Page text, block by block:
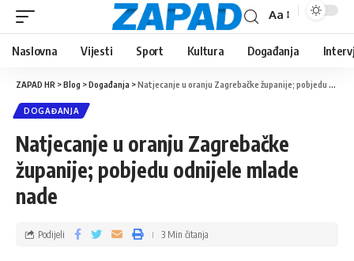
Aa
Naslovna Vijesti Sport Kultura Događanja
ZAPAD HR >Blog >Događanja >Natjecanje u oranju Zagrebačke županije; pobjedu odnijele mlade nade
DOGAĐANJA
Natjecanje u oranju Zagrebačke
županije; pobjedu odnijele mlade
nade
Podijeli 3 Min čitanja